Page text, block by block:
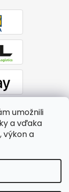
umožnili
a vďaka
výkon a